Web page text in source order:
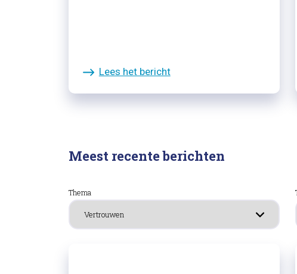
Lees het bericht
Meest recente berichten
Thema